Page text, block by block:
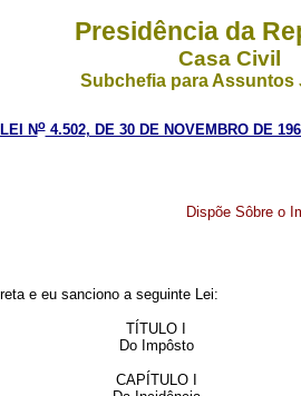
Presidência da
Casa Civil
Subchefia para Assuntos
LEI No4.502, DE 30 DE NOVEMBRO DE
Dispõe Sôbre o
e eu sanciono a seguinte Lei:
TÍTULO I
Do Impôsto
CAPÍTULO I